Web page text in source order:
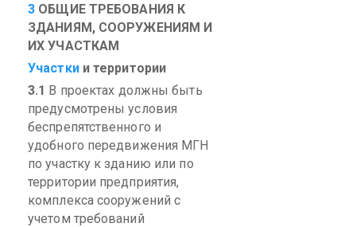
3 ОБЩИЕ ТРЕБОВАНИЯ К
ЗДАНИЯМ, СООРУЖЕНИЯМ И
ИХ УЧАСТКАМ
Участкии территории
3.1 В проектах должны быть
предусмотрены условия
беспрепятственного и
удобного передвижения МГН
по участку к зданию или по
территории предприятия,
комплекса сооружений с
учетом требований